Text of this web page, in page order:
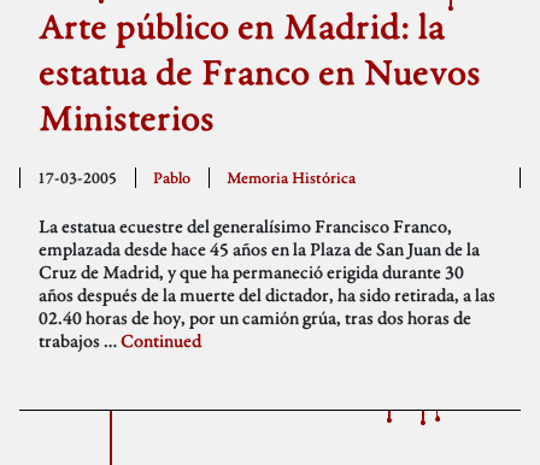
Arte público en Madrid: la
estatua de Franco en Nuevos
Ministerios
17-03-2005 Pablo Memoria Histórica
La estatua ecuestre del generalísimo Francisco Franco,
emplazada desde hace 45 años en la Plaza de San Juan de la
Cruz de Madrid, y que ha permaneció erigida durante 30
años después de la muerte del dictador, ha sido retirada, a las
02.40 horas de hoy, por un camión grúa, tras dos horas de
trabajos …Continued